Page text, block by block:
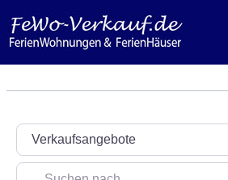
Inhalt
springen
Suchtyp auswählen
Suchen nach...